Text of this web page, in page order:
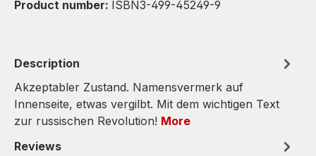
Product number: ISBN3-499-45249-9
Description
Akzeptabler Zustand. Namensvermerk auf
Innenseite, etwas vergilbt. Mit dem wichtigen Text
zur russischen Revolution! More
Reviews